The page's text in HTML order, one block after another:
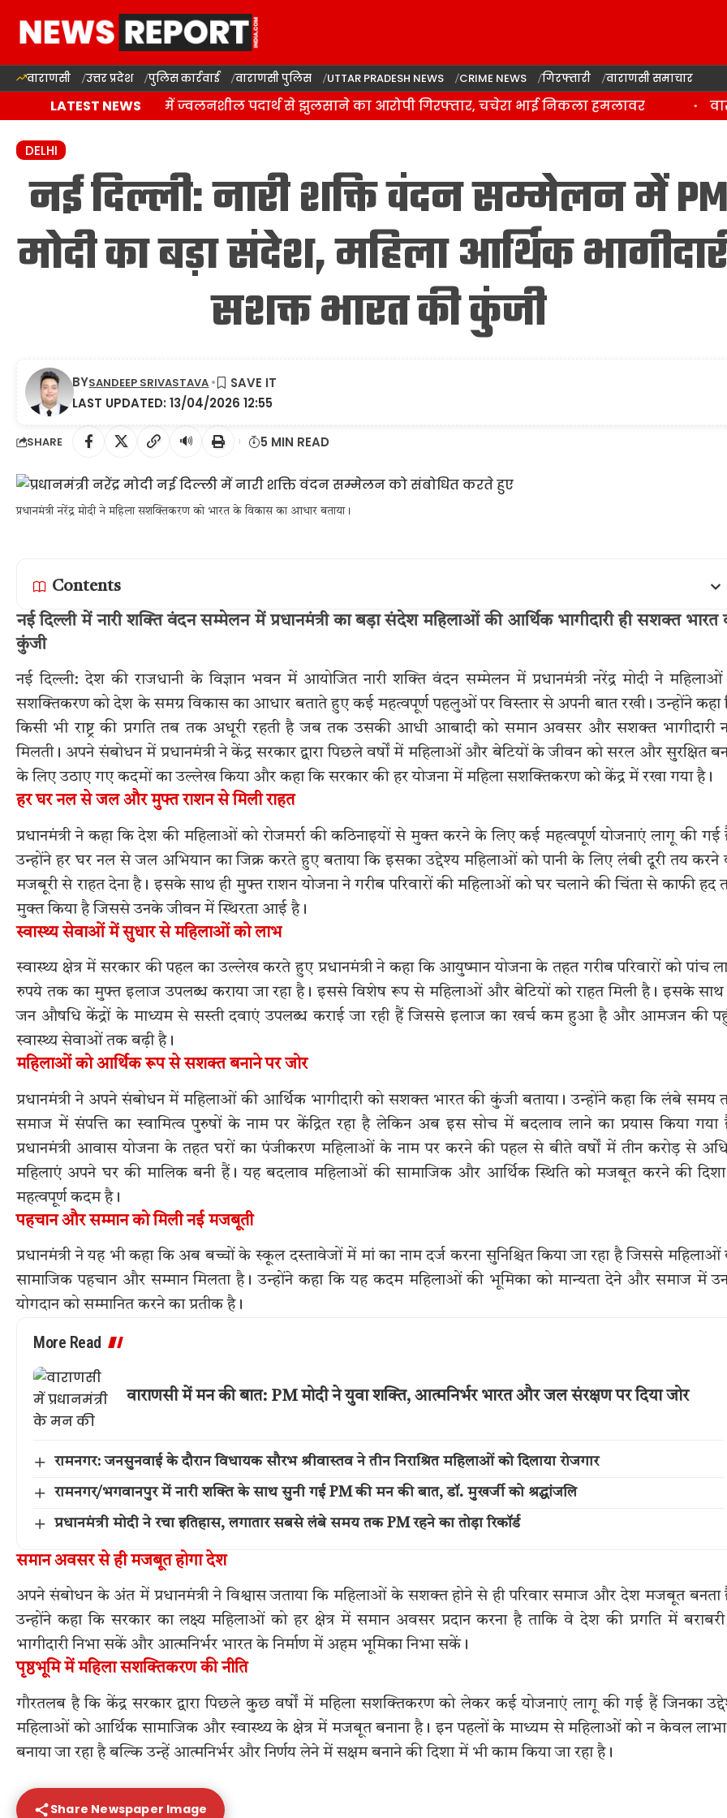
वाराणसी उत्तर प्रदेश पुलिस कार्रवाई वाराणसी पुलिस UTTAR PRADESH NEWS CRIME NEWS गिरफ्तारी वाराणसी समाचार
LATEST NEWS
वाराणसी: राजातालाब में ज्वलनशील पदार्थ से झुलसाने का आरोपी गिरफ्तार, चचेरा भाई निकला हमलावर
DELHI
नई दिल्ली: नारी शक्ति वंदन सम्मेलन में PM
मोदी का बड़ा संदेश, महिला आर्थिक
सशक्त भारत की कुंजी
LAST UPDATED: 13/04/2026 12:55
BYSANDEEP SRIVASTAVA
SHARE 🔊 5 MIN READ
प्रधानमंत्री नरेंद्र मोदी ने महिला सशक्तिकरण को भारत के विकास का आधार बताया।
Contents
नई दिल्ली में नारी शक्ति वंदन सम्मेलन में प्रधानमंत्री का बड़ा संदेश महिलाओं की आर्थिक भागीदारी ही सशक्त भारत
कुंजी
नई दिल्ली: देश की राजधानी के विज्ञान भवन में आयोजित नारी शक्ति वंदन सम्मेलन में प्रधानमंत्री नरेंद्र मोदी ने
सशक्तिकरण को देश के समग्र विकास का आधार बताते हुए कई महत्वपूर्ण पहलुओं पर विस्तार से अपनी बात रखी। उन्होंने कहा
किसी भी राष्ट्र की प्रगति तब तक अधूरी रहती है जब तक उसकी आधी आबादी को समान अवसर और सशक्त भागीदारी
मिलती। अपने संबोधन में प्रधानमंत्री ने केंद्र सरकार द्वारा पिछले वर्षों में महिलाओं और बेटियों के जीवन को सरल और सुरक्षित
के लिए उठाए गए कदमों का उल्लेख किया और कहा कि सरकार की हर योजना में महिला सशक्तिकरण को केंद्र में रखा गया है।
हर घर नल से जल और मुफ्त राशन से मिली राहत
प्रधानमंत्री ने कहा कि देश की महिलाओं को रोजमर्रा की कठिनाइयों से मुक्त करने के लिए कई महत्वपूर्ण योजनाएं लागू की गई
उन्होंने हर घर नल से जल अभियान का जिक्र करते हुए बताया कि इसका उद्देश्य महिलाओं को पानी के लिए लंबी दूरी तय करने
मजबूरी से राहत देना है। इसके साथ ही मुफ्त राशन योजना ने गरीब परिवारों की महिलाओं को घर चलाने की चिंता से काफी हद
मुक्त किया है जिससे उनके जीवन में स्थिरता आई है।
स्वास्थ्य सेवाओं में सुधार से महिलाओं को लाभ
स्वास्थ्य क्षेत्र में सरकार की पहल का उल्लेख करते हुए प्रधानमंत्री ने कहा कि आयुष्मान योजना के तहत गरीब परिवारों को पांच
रुपये तक का मुफ्त इलाज उपलब्ध कराया जा रहा है। इससे विशेष रूप से महिलाओं और बेटियों को राहत मिली है। इसके साथ
जन औषधि केंद्रों के माध्यम से सस्ती दवाएं उपलब्ध कराई जा रही हैं जिससे इलाज का खर्च कम हुआ है और आमजन की
स्वास्थ्य सेवाओं तक बढ़ी है।
महिलाओं को आर्थिक रूप से सशक्त बनाने पर जोर
प्रधानमंत्री ने अपने संबोधन में महिलाओं की आर्थिक भागीदारी को सशक्त भारत की कुंजी बताया। उन्होंने कहा कि लंबे समय
समाज में संपत्ति का स्वामित्व पुरुषों के नाम पर केंद्रित रहा है लेकिन अब इस सोच में बदलाव लाने का प्रयास किया गया
प्रधानमंत्री आवास योजना के तहत घरों का पंजीकरण महिलाओं के नाम पर करने की पहल से बीते वर्षों में तीन करोड़ से
महिलाएं अपने घर की मालिक बनी हैं। यह बदलाव महिलाओं की सामाजिक और आर्थिक स्थिति को मजबूत करने की
महत्वपूर्ण कदम है।
पहचान और सम्मान को मिली नई मजबूती
प्रधानमंत्री ने यह भी कहा कि अब बच्चों के स्कूल दस्तावेजों में मां का नाम दर्ज करना सुनिश्चित किया जा रहा है जिससे महिलाओं
सामाजिक पहचान और सम्मान मिलता है। उन्होंने कहा कि यह कदम महिलाओं की भूमिका को मान्यता देने और समाज में
योगदान को सम्मानित करने का प्रतीक है।
More Read
वाराणसी में मन की बात: PM मोदी ने युवा शक्ति, आत्मनिर्भर भारत और जल संरक्षण पर दिया जोर
रामनगर: जनसुनवाई के दौरान विधायक सौरभ श्रीवास्तव ने तीन निराश्रित महिलाओं को दिलाया रोजगार
रामनगर/भगवानपुर में नारी शक्ति के साथ सुनी गई PM की मन की बात, डॉ. मुखर्जी को श्रद्धांजलि
प्रधानमंत्री मोदी ने रचा इतिहास, लगातार सबसे लंबे समय तक PM रहने का तोड़ा रिकॉर्ड
समान अवसर से ही मजबूत होगा देश
अपने संबोधन के अंत में प्रधानमंत्री ने विश्वास जताया कि महिलाओं के सशक्त होने से ही परिवार समाज और देश मजबूत बनता
उन्होंने कहा कि सरकार का लक्ष्य महिलाओं को हर क्षेत्र में समान अवसर प्रदान करना है ताकि वे देश की प्रगति में
भागीदारी निभा सकें और आत्मनिर्भर भारत के निर्माण में अहम भूमिका निभा सकें।
पृष्ठभूमि में महिला सशक्तिकरण की नीति
गौरतलब है कि केंद्र सरकार द्वारा पिछले कुछ वर्षों में महिला सशक्तिकरण को लेकर कई योजनाएं लागू की गई हैं जिनका
महिलाओं को आर्थिक सामाजिक और स्वास्थ्य के क्षेत्र में मजबूत बनाना है। इन पहलों के माध्यम से महिलाओं को न केवल
बनाया जा रहा है बल्कि उन्हें आत्मनिर्भर और निर्णय लेने में सक्षम बनाने की दिशा में भी काम किया जा रहा है।
Share Newspaper Image